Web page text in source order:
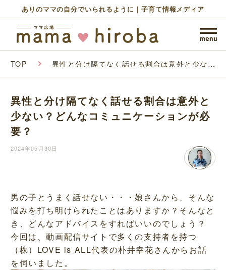
ありのママの自分でいられるように｜子育て情報メディア
TOP 異性と分け隔てなく話せる割合は意外と少な
異性と分け隔てなく話せる割合は意外と
少ない？どんなコミュニケーションが必
要？
2024年05月30日
男の子とうまく話せない・・・娘さんから、そんな
悩みを打ち明けられたことはありますか？そんなと
き、どんなアドバイスをすればいいのでしょう？
今回は、動画配信サイトで多くの支持者を持つ
（株）LOVE is ALL代表の朴井幸花さんからお話
を伺いました。